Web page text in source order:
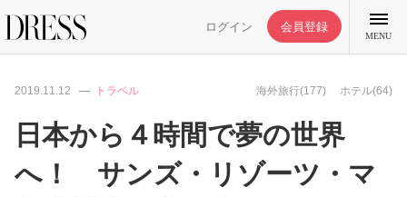
ログイン 会員登録
MENU
特集記事
2019.11.12 トラベル 海外旅行(177) ホテル(64)
日本から４時間で夢の世界
へ！ サンズ・リゾーツ・マ